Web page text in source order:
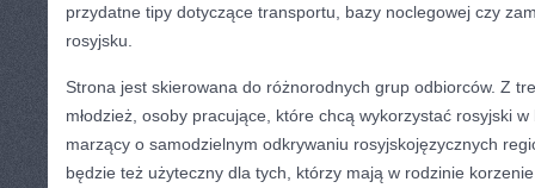
przydatne tipy dotyczące transportu, bazy noclegowej czy
rosyjsku.
Strona jest skierowana do różnorodnych grup odbiorców. Z
młodzież, osoby pracujące, które chcą wykorzystać rosyjski
marzący o samodzielnym odkrywaniu rosyjskojęzycznych
będzie też użyteczny dla tych, którzy mają w rodzinie